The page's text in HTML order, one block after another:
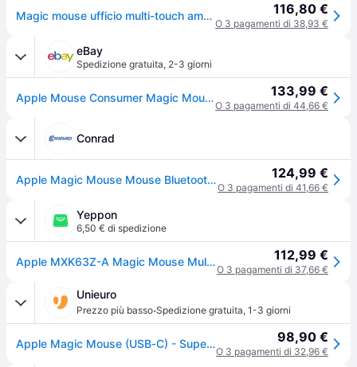
Magic mouse ufficio multi-touch ambidestro bluetooth nero 116,80 €
O 3 pagamenti di 38,93 €
eBay
Spedizione gratuita, 2-3 giorni
Apple Mouse Consumer Magic Mouse Black Mxk63z A 133,99 €
O 3 pagamenti di 44,66 €
Conrad
Apple Magic Mouse Mouse Bluetooth® Nero Ricaricabile 124,99 €
O 3 pagamenti di 41,66 €
Yeppon
6,50 € di spedizione
Apple MXK63Z-A Magic Mouse Multi-Touch Nero USB-C 112,99 €
O 3 pagamenti di 37,66 €
Unieuro
Prezzo più basso·Spedizione gratuita, 1-3 giorni
Apple Magic Mouse (USB‑C) - Superficie Multi‑Touch nera 98,90 €
O 3 pagamenti di 32,96 €